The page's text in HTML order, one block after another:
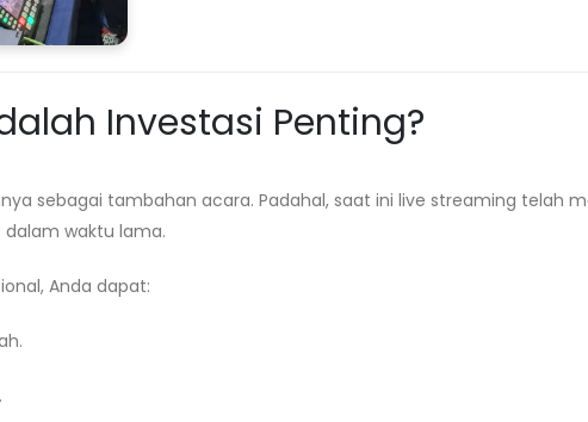
Investasi Penting?
sebagai tambahan acara. Padahal, saat ini live streaming telah
waktu lama.
Anda dapat: